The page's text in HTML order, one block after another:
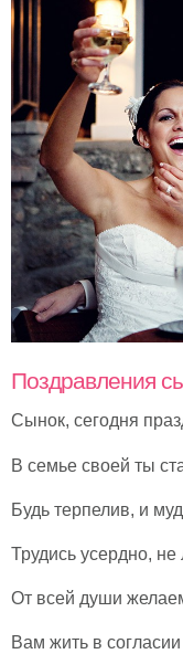
Поздравления
Сынок, сегодня
В семье своей ты
Будь терпелив, и
Трудись усердно, не
От всей души
Вам жить в